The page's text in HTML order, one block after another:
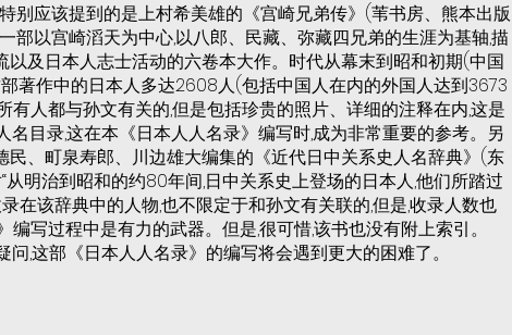
别应该提到的是上村希美雄的《宫崎兄弟传》(苇书房、熊本出版
部以宫崎滔天为中心,以八郎、民藏、弥藏四兄弟的生涯为基轴,描
及日本人志士活动的六卷本大作。时代从幕末到昭和初期(中国
著作中的日本人多达2608人(包括中国人在内的外国人达到3673
有人都与孙文有关的,但是包括珍贵的照片、详细的注释在内,这是
目录,这在本《日本人人名录》编写时,成为非常重要的参考。另
、町泉寿郎、川边雄大编集的《近代日中关系史人名辞典》(东
明治到昭和的约80年间,日中关系史上登场的日本人,他们所踏过
在该辞典中的人物,也不限定于和孙文有关联的,但是,收录人数也
写过程中是有力的武器。但是,很可惜,该书也没有附上索引。
,这部《日本人人名录》的编写将会遇到更大的困难了。